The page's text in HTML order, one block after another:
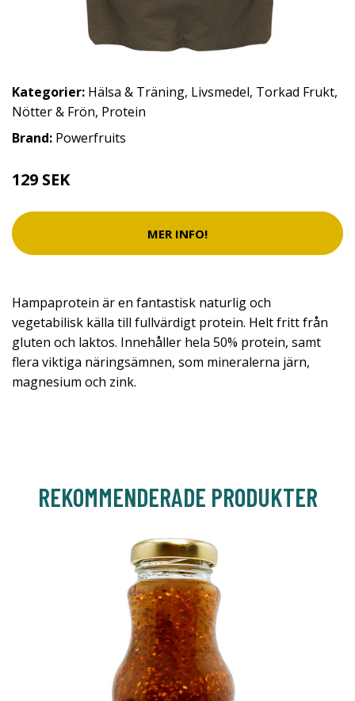
Kategorier: Hälsa & Träning, Livsmedel, Torkad Frukt,
Nötter & Frön, Protein
Brand: Powerfruits
129 SEK
MER INFO!
Hampaprotein är en fantastisk naturlig och
vegetabilisk källa till fullvärdigt protein. Helt fritt från
gluten och laktos. Innehåller hela 50% protein, samt
flera viktiga näringsämnen, som mineralerna järn,
magnesium och zink.
REKOMMENDERADE PRODUKTER